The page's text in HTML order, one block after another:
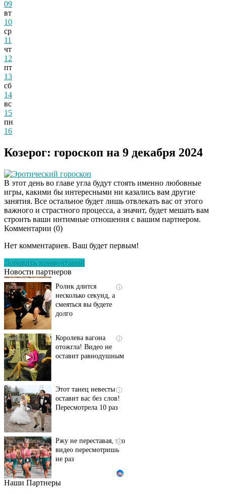
09
вт
10
ср
11
чт
12
пт
13
сб
14
вс
15
пн
16
Козерог: гороскоп на 9 декабря 2024
Эротический гороскоп
В этот день во главе угла будут стоять именно любовные
игры, какими бы интересными ни казались вам другие
занятия. Все остальное будет лишь отвлекать вас от этого
важного и страстного процесса, а значит, будет мешать вам
строить ваши интимные отношения с вашим партнером.
Комментарии (0)
Нет комментариев. Ваш будет первым!
Добавить комментарий
Новости партнеров
Скрытая камера на
люди вытворяют, когда
несколько секунд, а
смеяться вы будете
долго
отожгла! Видео не
оставит равнодушным
оставит вас без слов!
Пересмотрела 10 раз
видео пересмотришь
не раз
Ролик из Омска: вы
Наши Партнеры